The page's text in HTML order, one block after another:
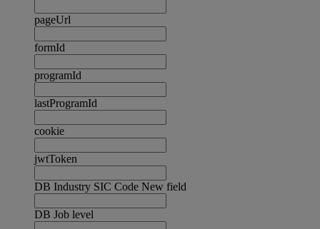
pageUrl
formId
programId
lastProgramId
cookie
jwtToken
DB Industry SIC Code New field
DB Job level